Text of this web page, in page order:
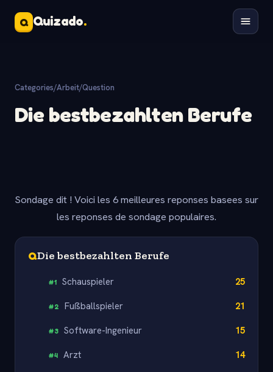
Q Quizado.
Categories/Arbeit/Question
Die bestbezahlten Berufe
Sondage dit ! Voici les 6 meilleures reponses basees sur
les reponses de sondage populaires.
QDie bestbezahlten Berufe
#1 Schauspieler 25
#2 Fußballspieler 21
#3 Software-Ingenieur 15
#4 Arzt 14